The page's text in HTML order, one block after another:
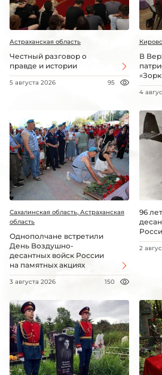
Астраханская область
Честный разговор о
правде и истории
5 августа 2026 95
В
4
Сахалинская область, Астраханская
область
Однополчане встретили
День Воздушно-
десантных войск России
на памятных акциях
3 августа 2026 150
96
2